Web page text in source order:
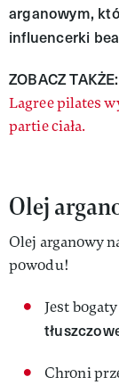
arganowym,
influencerki
ZOBACZ TAKŻE:
Lagree pilates
partie ciała.
Olej
Olej arganowy
powodu!
Jest
Chroni